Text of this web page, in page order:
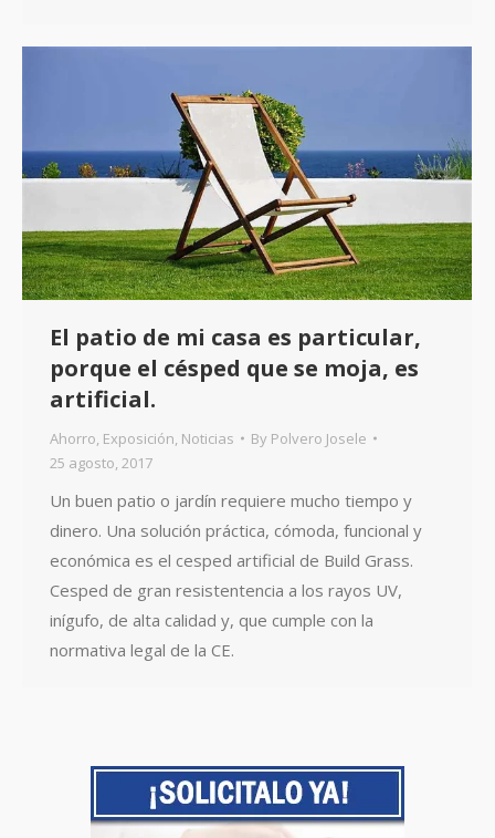
El patio de mi casa es particular,
porque el césped que se moja, es
artificial.
Ahorro, Exposición, Noticias By Polvero Josele
25 agosto, 2017
Un buen patio o jardín requiere mucho tiempo y
dinero. Una solución práctica, cómoda, funcional y
económica es el cesped artificial de Build Grass.
Cesped de gran resistentencia a los rayos UV,
inígufo, de alta calidad y, que cumple con la
normativa legal de la CE.